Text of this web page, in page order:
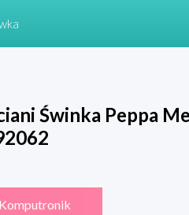
Świnka Peppa